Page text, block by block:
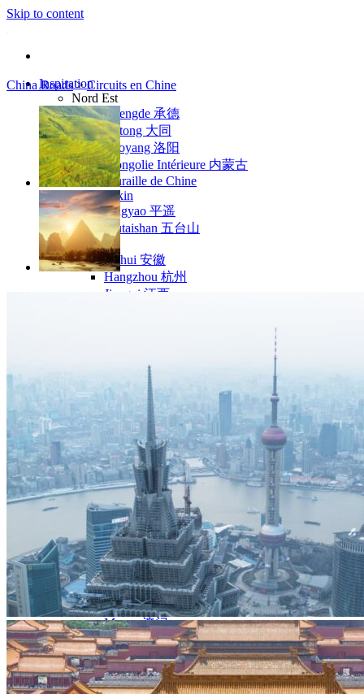
Skip to content
Inspiration
Nord Est
Chengde 承德
Datong 大同
Luoyang 洛阳
Mongolie Intérieure 内蒙古
Muraille de Chine
Pékin
Pingyao 平遥
Wutaishan 五台山
Côte Est
Anhui 安徽
Hangzhou 杭州
Jiangxi 江西
Gansu 甘肃
Dunhuang – 敦煌
Jiayuguan – 嘉峪关
Qinghai 青海
Xi’an 西安市
Xinjiang 新疆
Kashgar
Turpan
Sud Est
Canton 广州
Fujian 福建
Hong Kong 香港
Hunan 湖南
Ile d’Hainan 海南
Macao 澳门
Taïwan 台湾
Shenzhen
Sud Ouest
Chongqing 重庆
China Roads > Circuits en Chine